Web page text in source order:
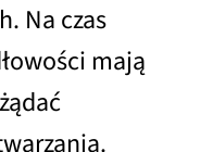
Na czas
mają